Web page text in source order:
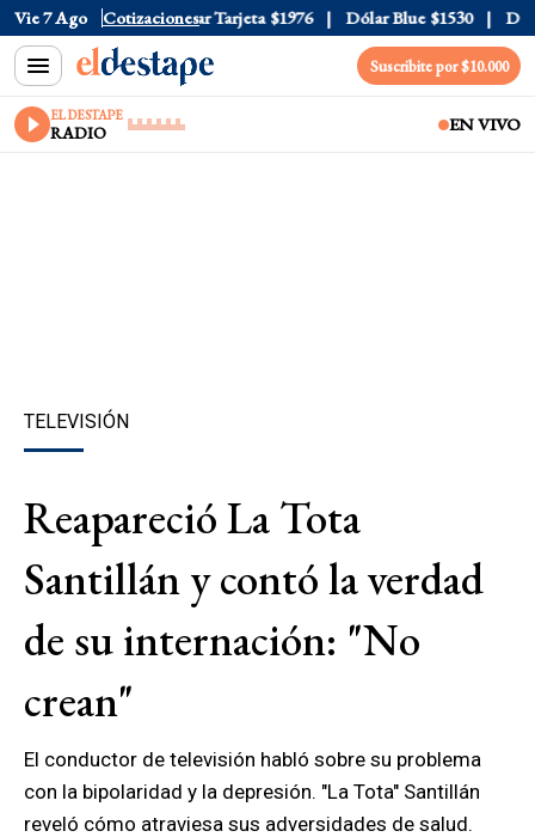
Vie 7 Ago Cotizaciones
Oficial $1520 Dólar Tarjeta $1976 Dólar Blue $1530 Dólar
Suscribite por $10.000
EL DESTAPE
RADIO EN VIVO
TELEVISIÓN
Reapareció La Tota
Santillán y contó la verdad
de su internación: "No
crean"
El conductor de televisión habló sobre su problema
con la bipolaridad y la depresión. "La Tota" Santillán
reveló cómo atraviesa sus adversidades de salud.